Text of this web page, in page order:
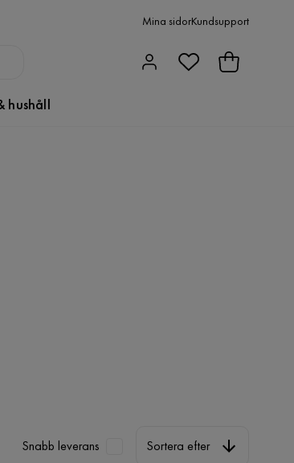
Mina sidorKundsupport
hushåll
Snabb leverans Sortera efter